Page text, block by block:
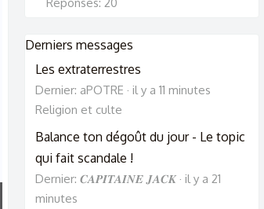
Réponses: 20
Derniers messages
Les extraterrestres
Dernier: aPOTRE
il y a 11 minutes
Religion et culte
Balance ton dégoût du jour - Le topic
qui fait scandale !
Dernier: 𝑪𝑨𝑷𝑰𝑻𝑨𝑰𝑵𝑬 𝑱𝑨𝑪𝑲 il y a 21
minutes